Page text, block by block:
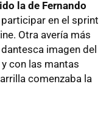
la de Fernando
en el sprint
Otra avería más
imagen del
con las mantas
comenzaba la